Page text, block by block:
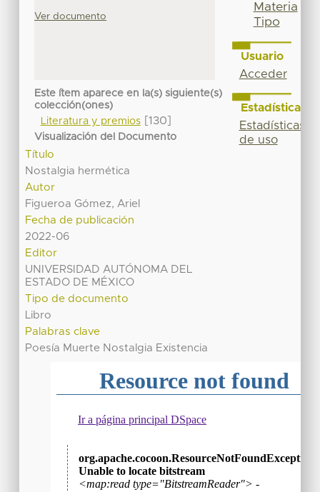
Ver documento
Este ítem aparece en la(s) siguiente(s)
colección(ones)
Literatura y premios[130]
Visualización del Documento
Título
Nostalgia hermética
Autor
Figueroa Gómez, Ariel
Fecha de publicación
2022-06
Editor
UNIVERSIDAD AUTÓNOMA DEL
ESTADO DE MÉXICO
Tipo de documento
Libro
Palabras clave
Poesía Muerte Nostalgia Existencia
Materia
Tipo
Usuario
Acceder
Estadísticas
Estadísticas
de uso